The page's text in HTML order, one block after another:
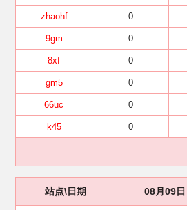
zhaohf 0
9gm 0
8xf 0
gm5 0
66uc 0
k45 0
站点\日期 08月09日